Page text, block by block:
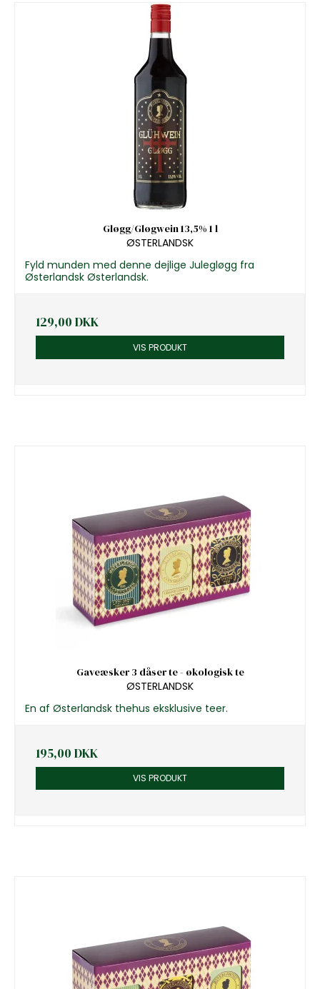
Gløgg/Gløgwein 13,5% 1 l
ØSTERLANDSK
Fyld munden med denne dejlige Julegløgg fra
Østerlandsk Østerlandsk.
129,00 DKK
VIS PRODUKT
Gaveæsker 3 dåser te - økologisk te
ØSTERLANDSK
En af Østerlandsk thehus eksklusive teer.
195,00 DKK
VIS PRODUKT